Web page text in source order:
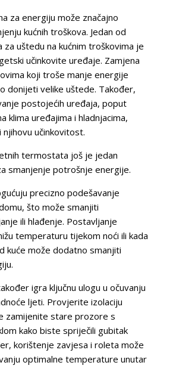
za energiju može značajno
kućnih troškova. Jedan od
za uštedu na kućnim troškovima je
učinkovite uređaje. Zamjena
koji troše manje energije
donijeti velike uštede. Također,
postojećih uređaja, poput
klima uređajima i hladnjacima,
učinkovitost.
termostata još je jedan
smanjenje potrošnje energije.
precizno podešavanje
što može smanjiti
ili hlađenje. Postavljanje
temperaturu tijekom noći ili kada
kuće može dodatno smanjiti
igra ključnu ulogu u očuvanju
ljeti. Provjerite izolaciju
zamijenite stare prozore s
kako biste spriječili gubitak
korištenje zavjesa i roleta može
optimalne temperature unutar